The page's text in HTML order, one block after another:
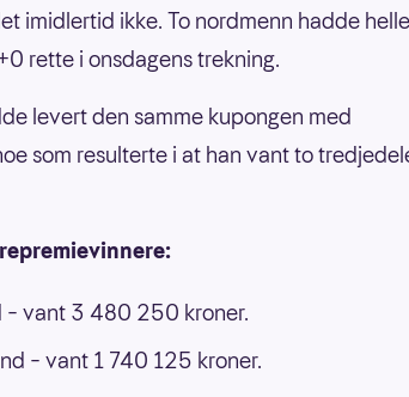
imidlertid ikke. To nordmenn hadde
rette i onsdagens trekning.
levert den samme kupongen med
som resulterte i at han vant to
– vant 3 480 250 kroner.
– vant 1 740 125 kroner.